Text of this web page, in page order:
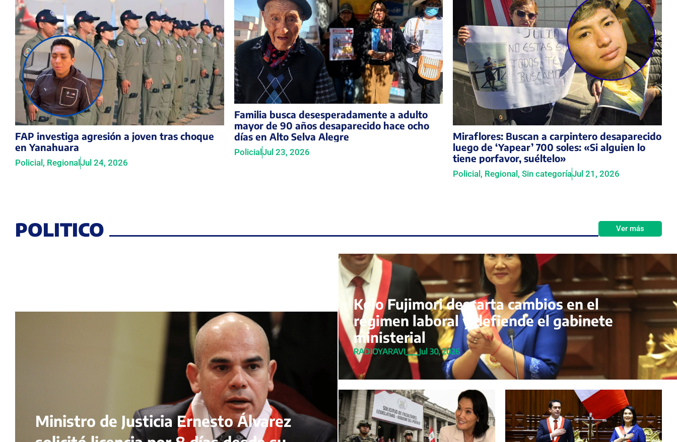
FAP investiga agresión a joven tras choque
en Yanahuara
Policial , Regional Jul 24, 2026
Familia busca desesperadamente a adulto
mayor de 90 años desaparecido hace ocho
días en Alto Selva Alegre
Policial Jul 23, 2026
Miraflores: Buscan a carpintero desaparecido
luego de ‘Yapear’ 700 soles: «Si alguien lo
tiene porfavor, suéltelo»
Policial , Regional ,Sin categoríaJul 21, 2026
POLITICO Ver más
Ministro de Justicia Ernesto Álvarez
Keio Fujimori descarta cambios en el
régimen laboral y defiende el gabinete
ministerial
RADIOYARAVI Jul 30, 2026